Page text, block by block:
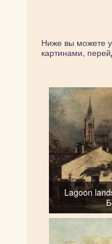
Ниже вы можете
картинами,
Lagoon